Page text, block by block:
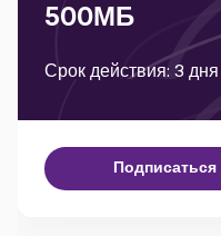
500МБ
Срок действия: 3 дня
Подписаться